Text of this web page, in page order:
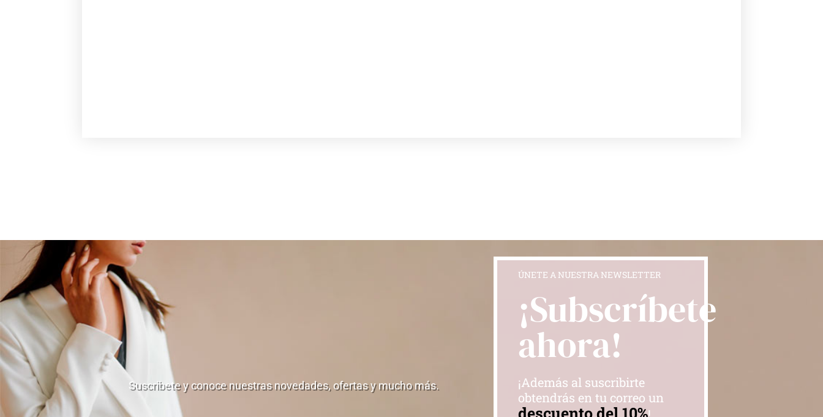
Suscribete y conoce nuestras novedades, ofertas y mucho más.
ÚNETE A NUESTRA NEWSLETTER
¡Subscríbete
ahora!
¡Además al suscribirte
obtendrás en tu correo un